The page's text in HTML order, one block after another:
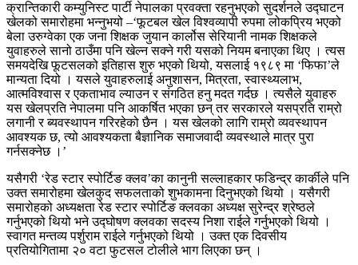
क्रान्तिकारी कम्युनिस्ट पार्टी नेपालका प्रवक्ता रहनुभएको सुदर्शनले उद्घाटन
खेलको समारोहमा भन्नुभयो –‘फूटबल खेल विश्वव्यापी रुपमा लोकप्रिय भएको
बेला उरुग्वेका एक जना शिक्षक जुयान कार्लोस सेरियानी नामक शिक्षकले
युवाहरुले सानो ठाउँमा पनि खेल्न सक्ने गरी यसको नियम बनाएका थिए । त्यस
समयदेखि फूटसलको इतिहास शुरु भएको थियो, यसलाई १९८९ मा ‘फिफा’ले
मान्यता दियो । यसले युवाहरुलाई अनुशासन, मित्रता, स्वास्थ्यलाभ,
आत्मविश्वास र एकताभाव ल्याउन र संगठित हनु मदत गर्दछ । त्यसैले युवाहरु
यस खेलप्रति नेपालमा पनि आकर्षित भएका छन् तर सरकारले यसप्रति राम्रो
लगानी र ब्यवस्थापन गरिरहेको छैन । यस खेलको लागि राम्रो व्यवस्थापन
आवश्यक छ, त्यो आवश्यकता बैज्ञानिक समाजवादी व्यवस्थाले मात्र पुरा
गर्नसक्नेछ ।’
यसैगरी ‘रेड स्टार स्पोर्टिङ क्लव’का कानुनी सल्लाहकार फडिन्द्र कार्कीले पनि
उक्त समारोहमा खेलकुद सफलताको शुभकामना दिनुभएको थियो । यसैगरी
समारोहको अध्यक्षता रेड स्टार स्पोर्टिङ क्लवका अध्यक्ष सुरेन्द्र श्रेष्ठले
गर्नुभएको थियो भने उद्घोषण क्लवका सदस्य निशा राईले गर्नुभएको थियो ।
स्वागत मन्तव्य पर्शुराम राईले गर्नुभएको थियो । उक्त एक दिवसीय
प्रतियोगितामा २० वटा फुटसल टोलीले भाग लिएका छन् ।